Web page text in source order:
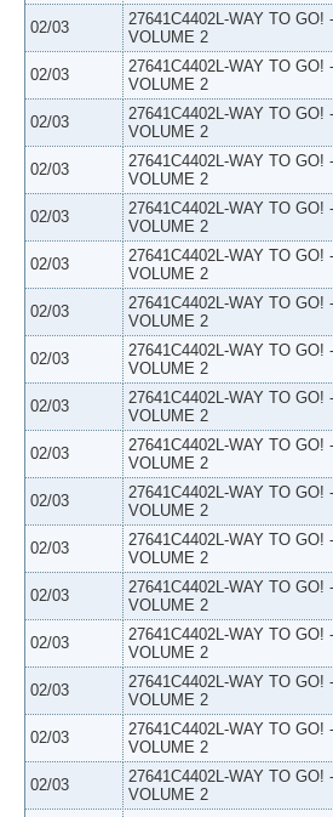
02/03
27641C4402L-WAY TO GO! -
VOLUME 2
02/03
27641C4402L-WAY TO GO! -
VOLUME 2
02/03
27641C4402L-WAY TO GO! -
VOLUME 2
02/03
27641C4402L-WAY TO GO! -
VOLUME 2
02/03
27641C4402L-WAY TO GO! -
VOLUME 2
02/03
27641C4402L-WAY TO GO! -
VOLUME 2
02/03
27641C4402L-WAY TO GO! -
VOLUME 2
02/03
27641C4402L-WAY TO GO! -
VOLUME 2
02/03
27641C4402L-WAY TO GO! -
VOLUME 2
02/03
27641C4402L-WAY TO GO! -
VOLUME 2
02/03
27641C4402L-WAY TO GO! -
VOLUME 2
02/03
27641C4402L-WAY TO GO! -
VOLUME 2
02/03
27641C4402L-WAY TO GO! -
VOLUME 2
02/03
27641C4402L-WAY TO GO! -
VOLUME 2
02/03
27641C4402L-WAY TO GO! -
VOLUME 2
02/03
27641C4402L-WAY TO GO! -
VOLUME 2
02/03
27641C4402L-WAY TO GO! -
VOLUME 2